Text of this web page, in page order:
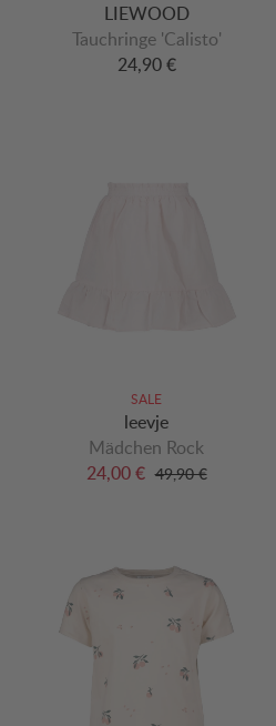
LIEWOOD
Tauchringe 'Calisto'
24,90 €
SALE
leevje
Mädchen Rock
24,00 € 49,90 €